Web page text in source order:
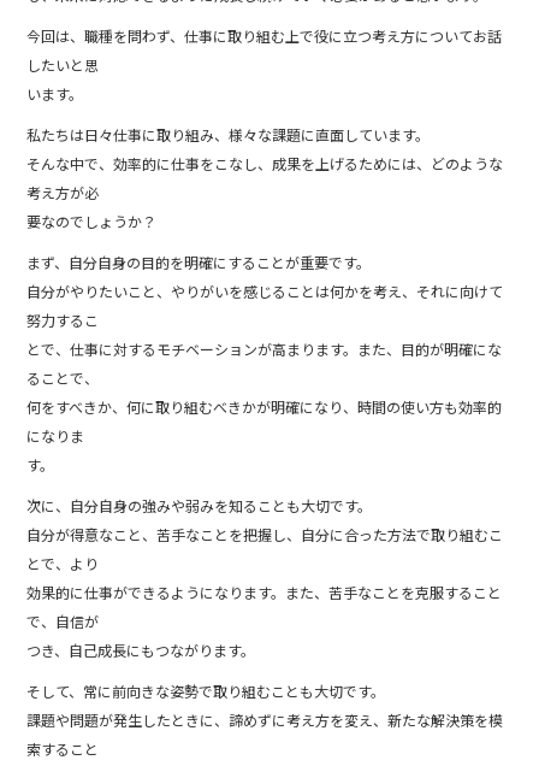
今回は、職種を問わず、仕事に取り組む上で役に立つ考え方についてお話
したいと思
います。
私たちは日々仕事に取り組み、様々な課題に直面しています。
そんな中で、効率的に仕事をこなし、成果を上げるためには、どのような
考え方が必
要なのでしょうか？
まず、自分自身の目的を明確にすることが重要です。
自分がやりたいこと、やりがいを感じることは何かを考え、それに向けて
努力するこ
とで、仕事に対するモチベーションが高まります。また、目的が明確にな
ることで、
何をすべきか、何に取り組むべきかが明確になり、時間の使い方も効率的
になりま
す。
次に、自分自身の強みや弱みを知ることも大切です。
自分が得意なこと、苦手なことを把握し、自分に合った方法で取り組むこ
とで、より
効果的に仕事ができるようになります。また、苦手なことを克服すること
で、自信が
つき、自己成長にもつながります。
そして、常に前向きな姿勢で取り組むことも大切です。
課題や問題が発生したときに、諦めずに考え方を変え、新たな解決策を模
索すること